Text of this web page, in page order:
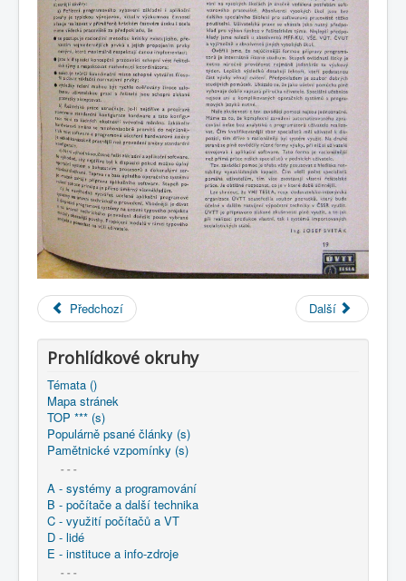
Předchozí Další
Prohlídkové okruhy
Témata ()
Mapa stránek
TOP *** (s)
Populárně psané články (s)
Pamětnické vzpomínky (s)
- - -
A - systémy a programování
B - počítače a další technika
C - využití počítačů a VT
D - lidé
E - instituce a info-zdroje
- - -